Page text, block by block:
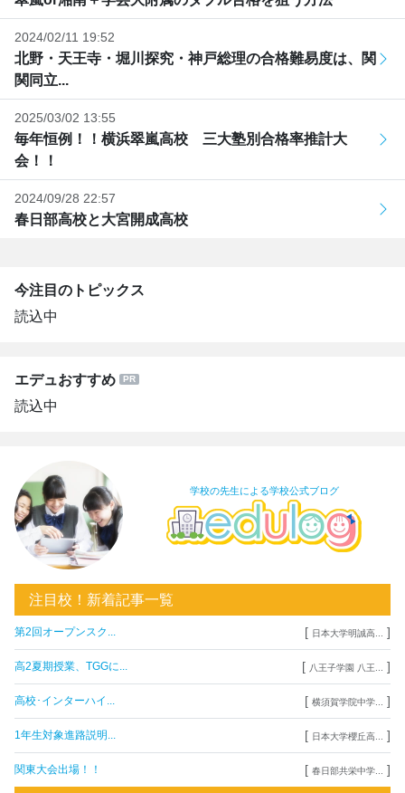
2024/02/11 19:52
北野・天王寺・堀川探究・神戸総理の合格難易度は、関
関同立...
2025/03/02 13:55
毎年恒例！！横浜翠嵐高校 三大塾別合格率推計大
会！！
2024/09/28 22:57
春日部高校と大宮開成高校
今注目のトピックス
読込中
エデュおすすめ
読込中
学校の先生による学校公式ブログ
注目校！新着記事一覧
第2回オープンスク... [ 日本大学明誠高... ]
高2夏期授業、TGGに... [ 八王子学園 八王... ]
高校･インターハイ... [ 横須賀学院中学... ]
1年生対象進路説明... [ 日本大学櫻丘高... ]
関東大会出場！！ [ 春日部共栄中学... ]